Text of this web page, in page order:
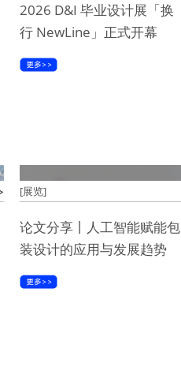
2026 D&I 毕业设计展「换
行 NewLine」正式开幕
[展览]
论文分享丨人工智能赋能包
装设计的应用与发展趋势